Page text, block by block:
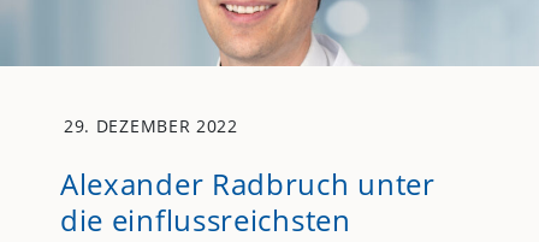
29. DEZEMBER 2022
Alexander Radbruch unter
die einflussreichsten